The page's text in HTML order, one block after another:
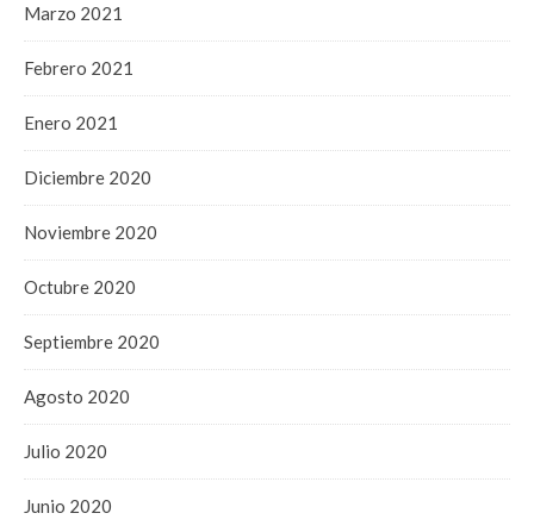
Marzo 2021
Febrero 2021
Enero 2021
Diciembre 2020
Noviembre 2020
Octubre 2020
Septiembre 2020
Agosto 2020
Julio 2020
Junio 2020